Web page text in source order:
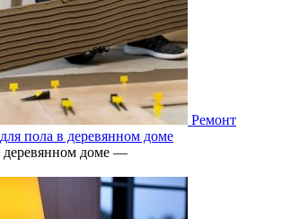
Ремонт
пола в деревянном доме
деревянном доме —